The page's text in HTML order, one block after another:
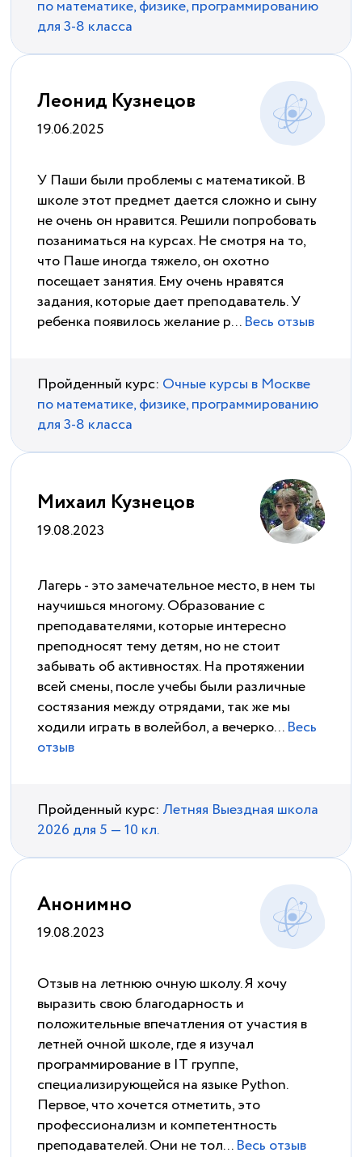
по математике, физике, программированию
для 3-8 класса
Леонид Кузнецов
19.06.2025
У Паши были проблемы с математикой. В
школе этот предмет дается сложно и сыну
не очень он нравится. Решили попробовать
позаниматься на курсах. Не смотря на то,
что Паше иногда тяжело, он охотно
посещает занятия. Ему очень нравятся
задания, которые дает преподаватель. У
ребенка появилось желание р... Весь отзыв
Пройденный курс: Очные курсы в Москве
по математике, физике, программированию
для 3-8 класса
Михаил Кузнецов
19.08.2023
Лагерь - это замечательное место, в нем ты
научишься многому. Образование с
преподавателями, которые интересно
преподносят тему детям, но не стоит
забывать об активностях. На протяжении
всей смены, после учебы были различные
состязания между отрядами, так же мы
ходили играть в волейбол, а вечерко... Весь
отзыв
Пройденный курс: Летняя Выездная школа
2026 для 5 — 10 кл.
Анонимно
19.08.2023
Отзыв на летнюю очную школу. Я хочу
выразить свою благодарность и
положительные впечатления от участия в
летней очной школе, где я изучал
программирование в IT группе,
специализирующейся на языке Python.
Первое, что хочется отметить, это
профессионализм и компетентность
преподавателей. Они не тол... Весь отзыв